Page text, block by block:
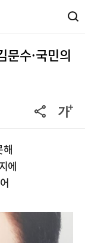
수·국민의
해
에